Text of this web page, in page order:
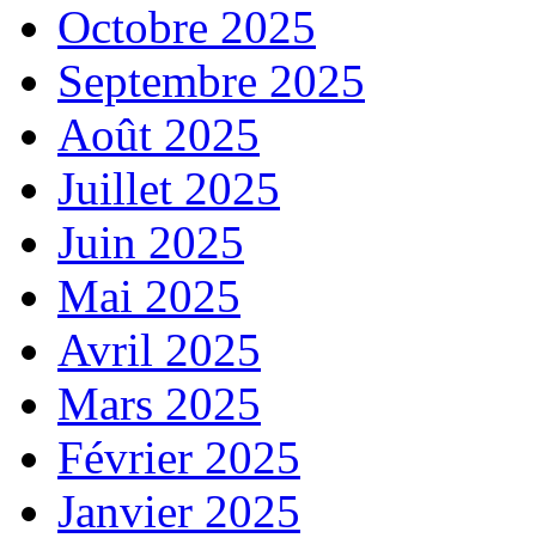
Octobre 2025
Septembre 2025
Août 2025
Juillet 2025
Juin 2025
Mai 2025
Avril 2025
Mars 2025
Février 2025
Janvier 2025